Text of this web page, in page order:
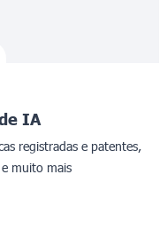
IA
registradas e patentes,
muito mais